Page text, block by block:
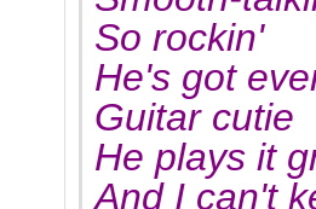
So rockin'
He's got
Guitar cutie
He plays it
And I can't